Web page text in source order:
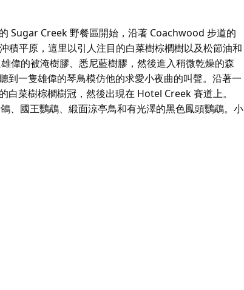
Sugar Creek 野餐區開始，沿著 Coachwood 步道的
積平原，這里以引人注目的白菜樹棕櫚樹以及松節油和
偉的被淹樹膠、悉尼藍樹膠，然後進入稍微乾燥的森
到一隻雄偉的琴鳥模仿他的求愛小夜曲的叫聲。沿著一
菜樹棕櫚樹冠，然後出現在 Hotel Creek 賽道上。
、國王鸚鵡、緞面涼亭鳥和有光澤的黑色鳳頭鸚鵡。小
平原，這里以引人注目的白菜樹棕櫚樹以及松節油和
Creek 賽道上。
國王鸚鵡、緞面涼亭鳥和有光澤的黑色鳳頭鸚鵡。小